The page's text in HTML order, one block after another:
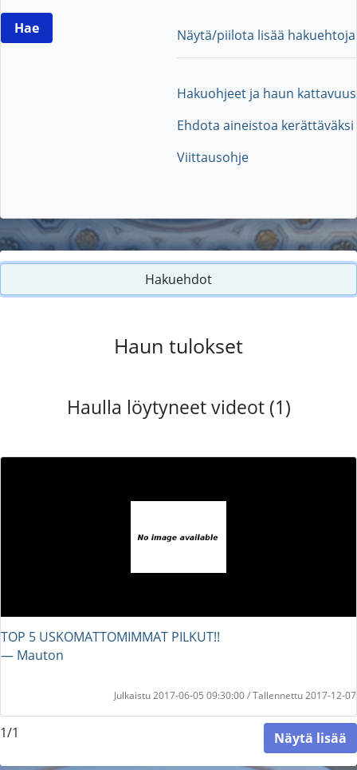
Näytä/piilota lisää hakuehtoja
Hakuohjeet ja haun kattavuus
Ehdota aineistoa kerättäväksi
Viittausohje
Hakuehdot
Haun tulokset
Haulla löytyneet videot (1)
TOP 5 USKOMATTOMIMMAT PILKUT!!
― Mauton
Julkaistu 2017-06-05 09:30:00 / Tallennettu 2017-12-07
1/1 Näytä lisää